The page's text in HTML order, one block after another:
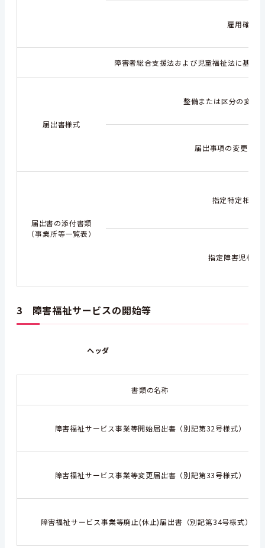
雇用確約
障害者総合支援法および児童福祉法に基づ
届出書様式
整備または区分の変更
届出事項の変更（
届出書の添付書類
（事業所等一覧表）
指定特定相談
指定障害児相談
3 障害福祉サービスの開始等
ヘッダ
書類の名称
障害福祉サービス事業等開始届出書（別記第32号様式）
障害福祉サービス事業等変更届出書（別記第33号様式）
障害福祉サービス事業等廃止(休止)届出書（別記第34号様式）